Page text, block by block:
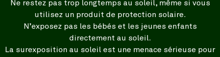
Ne restez pas trop longtemps au soleil, même si vous
utilisez un produit de protection solaire.
N’exposez pas les bébés et les jeunes enfants
directement au soleil.
La surexposition au soleil est une menace sérieuse pour